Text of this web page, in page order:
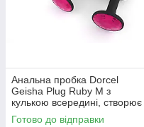
Анальна пробка Dorcel
Geisha Plug Ruby M з
кулькою всередині, створює
вібрації, макс. діаметр 3,2см
Готово до відправки